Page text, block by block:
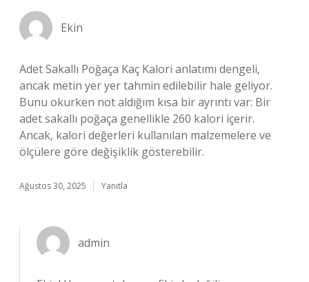
Ekin
Adet Sakallı Poğaça Kaç Kalori anlatımı dengeli,
ancak metin yer yer tahmin edilebilir hale geliyor.
Bunu okurken not aldığım kısa bir ayrıntı var: Bir
adet sakallı poğaça genellikle 260 kalori içerir.
Ancak, kalori değerleri kullanılan malzemelere ve
ölçülere göre değişiklik gösterebilir.
Ağustos 30, 2025 Yanıtla
admin